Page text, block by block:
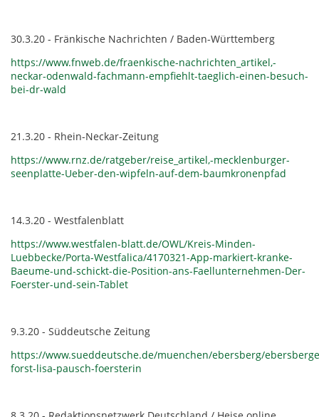
30.3.20 - Fränkische Nachrichten / Baden-Württemberg
https://www.fnweb.de/fraenkische-nachrichten_artikel,-
neckar-odenwald-fachmann-empfiehlt-taeglich-einen-besuch-
bei-dr-wald
21.3.20 - Rhein-Neckar-Zeitung
https://www.rnz.de/ratgeber/reise_artikel,-mecklenburger-
seenplatte-Ueber-den-wipfeln-auf-dem-baumkronenpfad
14.3.20 - Westfalenblatt
https://www.westfalen-blatt.de/OWL/Kreis-Minden-
Luebbecke/Porta-Westfalica/4170321-App-markiert-kranke-
Baeume-und-schickt-die-Position-ans-Faellunternehmen-Der-
Foerster-und-sein-Tablet
9.3.20 - Süddeutsche Zeitung
https://www.sueddeutsche.de/muenchen/ebersberg/
forst-lisa-pausch-foersterin